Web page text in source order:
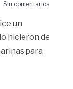
Sin comentarios
un
hicieron de
para